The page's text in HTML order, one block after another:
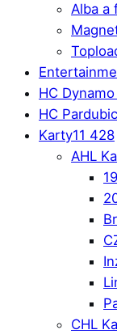
Alba a
HC
HC
Karty11 428
AHL
CHL